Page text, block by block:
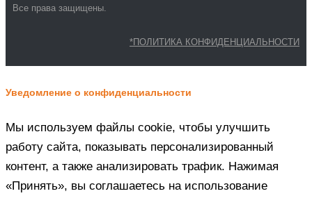
Все права защищены.
*ПОЛИТИКА КОНФИДЕНЦИАЛЬНОСТИ
Уведомление о конфиденциальности
Мы используем файлы cookie, чтобы улучшить
работу сайта, показывать персонализированный
контент, а также анализировать трафик. Нажимая
«Принять», вы соглашаетесь на использование